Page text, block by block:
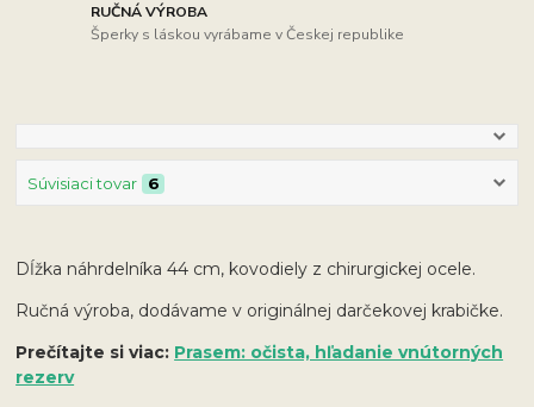
RUČNÁ VÝROBA
Šperky s láskou vyrábame v Českej republike
Súvisiaci tovar 6
Dĺžka náhrdelníka 44 cm, kovodiely z chirurgickej ocele.
Ručná výroba, dodávame v originálnej darčekovej krabičke.
Prečítajte si viac: Prasem: očista, hľadanie vnútorných
rezerv